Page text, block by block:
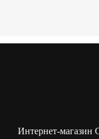
Интернет-магазин